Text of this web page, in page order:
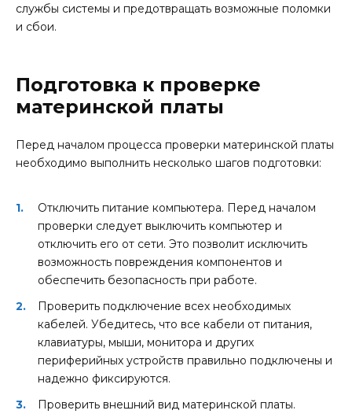
службы системы и предотвращать возможные поломки
и сбои.
Подготовка к проверке
материнской платы
Перед началом процесса проверки материнской платы
необходимо выполнить несколько шагов подготовки:
Отключить питание компьютера. Перед началом
проверки следует выключить компьютер и
отключить его от сети. Это позволит исключить
возможность повреждения компонентов и
обеспечить безопасность при работе.
Проверить подключение всех необходимых
кабелей. Убедитесь, что все кабели от питания,
клавиатуры, мыши, монитора и других
периферийных устройств правильно подключены и
надежно фиксируются.
Проверить внешний вид материнской платы.